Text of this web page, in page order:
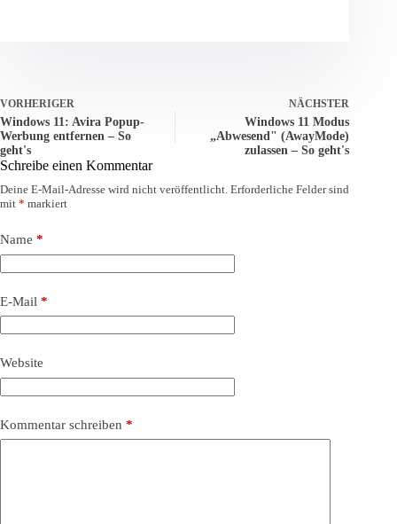
VORHERIGER
Windows 11: Avira Popup-
Werbung entfernen – So
geht's
NÄCHSTER
Windows 11 Modus
„Abwesend" (AwayMode)
zulassen – So geht's
Schreibe einen Kommentar
Deine E-Mail-Adresse wird nicht veröffentlicht. Erforderliche Felder sind
mit * markiert
Name *
E-Mail *
Website
Kommentar schreiben *